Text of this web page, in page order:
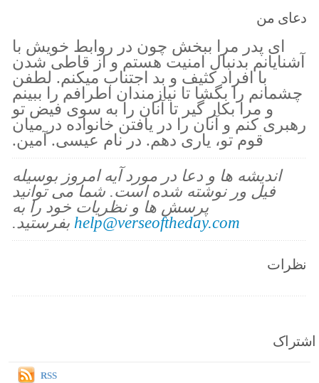
دعای من
ای پدر مرا ببخش چون در روابط خویش با
آشنایانم بدنبال امنیت هستم و از قاطی شدن
با افراد کثیف و بد اجتناب میکنم. لطفن
چشمانم را بگشا تا نیازمندان اطرافم را ببینم
و مرا بکار گیر تا آنان را به سوی فیض تو
رهبری کنم و آنان را در یافتن خانواده در میان
قوم تو، یاری دهم. در نام عیسی. آمین.
اندیشه ها و دعا در مورد آیه امروز بوسیله
فیل ور نوشته شده است. شما می توانید
پرسش ها و نظریات خود را به
help@verseoftheday.com بفرستید.
نظرات
اشتراک
RSS